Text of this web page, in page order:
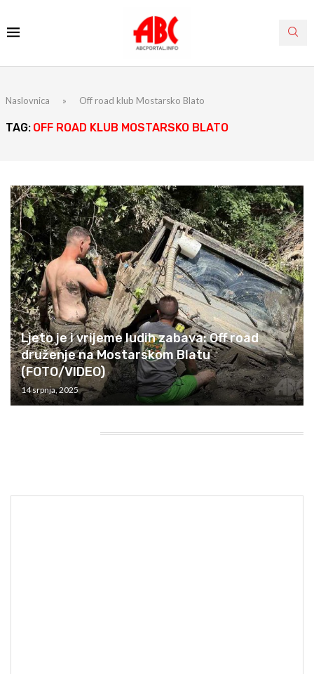
Naslovnica » Off road klub Mostarsko Blato
TAG: OFF ROAD KLUB MOSTARSKO BLATO
Ljeto je i vrijeme ludih zabava: Off road
druženje na Mostarskom Blatu
(FOTO/VIDEO)
14 srpnja, 2025